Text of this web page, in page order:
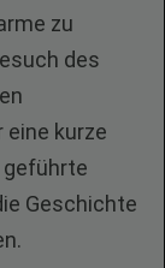
zu
des
eine kurze
Geschichte